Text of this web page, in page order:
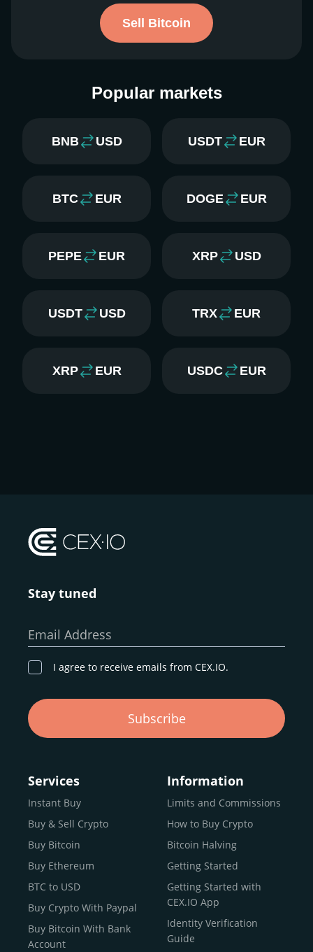
Sell Bitcoin
Popular markets
BNB USD USDT EUR
BTC EUR DOGE EUR
PEPE EUR XRP USD
USDT USD TRX EUR
XRP EUR USDC EUR
Stay tuned
Email Address
I agree to receive emails from CEX.IO.
Subscribe
Services
Instant Buy
Buy & Sell Crypto
Buy Bitcoin
Buy Ethereum
BTC to USD
Buy Crypto With Paypal
Buy Bitcoin With Bank
Account
Information
Limits and Commissions
How to Buy Crypto
Bitcoin Halving
Getting Started
Getting Started with
CEX.IO App
Identity Verification
Guide